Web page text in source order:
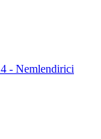
- Nemlendirici